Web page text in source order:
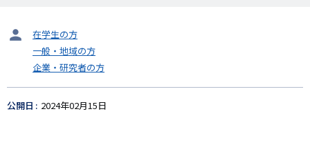
タ
ト
在学生の方
一般・地域の方
企業・研究者の方
公開日 2024年02月15日